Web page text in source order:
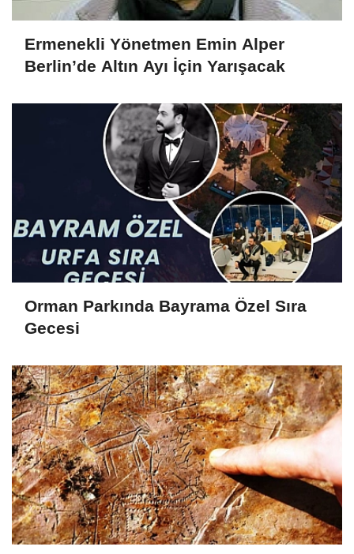
Ermenekli Yönetmen Emin Alper
Berlin’de Altın Ayı İçin Yarışacak
Orman Parkında Bayrama Özel Sıra
Gecesi